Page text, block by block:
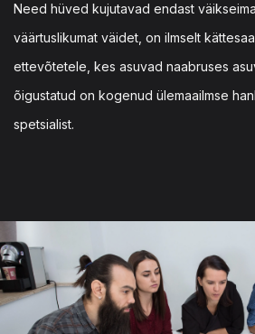
Need hüved kujutavad endast
väärtuslikumat väidet, on ilmselt
ettevõtetele, kes asuvad naabruses
õigustatud on kogenud ülemaailmse
spetsialist.